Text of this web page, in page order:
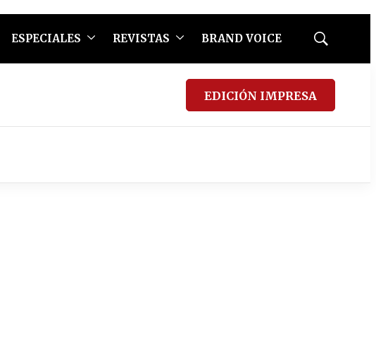
ESPECIALES REVISTAS BRAND VOICE
Mostrar
EDICIÓN IMPRESA